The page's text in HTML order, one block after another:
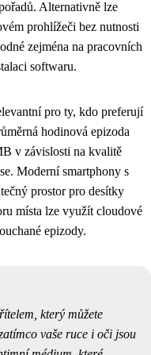
Alternativně lze
prohlížeči bez nutnosti
zejména na pracovních
softwaru.
pro ty, kdo preferují
hodinová epizoda
v závislosti na kvalitě
Moderní smartphony s
prostor pro desítky
místa lze využít cloudové
epizody.
který můžete
vaše ruce i oči jsou